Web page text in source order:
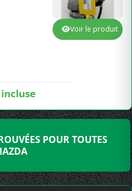
Voir le produit
POUR TOUTES